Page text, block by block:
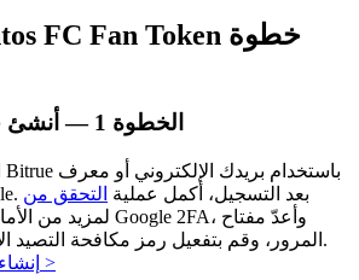
احصل على أرباح طويلة
الخطوة
Apple أو حساب Google. بعد التسجيل، أكمل عملية التحقق من
المرور، وقم بتفعيل رمز مكافحة التصيد الاحتيالي لحماية حسابك.
>